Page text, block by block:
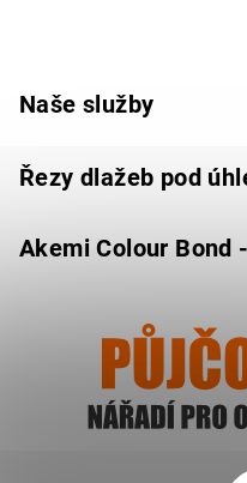
Naše služby
Řezy dlažeb pod
Akemi Colour Bond